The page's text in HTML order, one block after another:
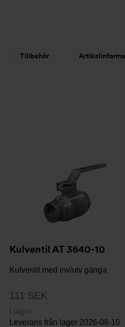
Tillbehör
Kulventil AT 3640-10
Kulventil med inv/utv gänga
111 SEK
I lager
Leverans från lager 2026-08-10